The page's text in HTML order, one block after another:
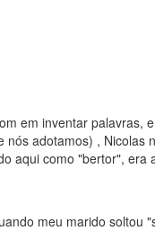
em inventar
adotamos) , Nicolas
como "bertor",
meu marido